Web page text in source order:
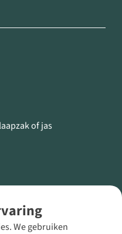
We gebruiken
of jas